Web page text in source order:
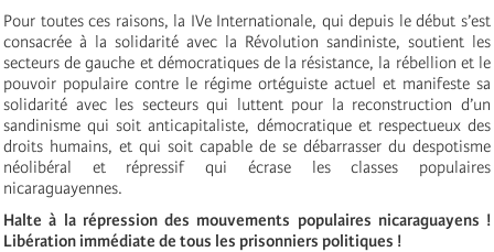
Pour toutes ces raisons, la IVe Internationale, qui depuis le début s’est
consacrée à la solidarité avec la Révolution sandiniste, soutient les
secteurs de gauche et démocratiques de la résistance, la rébellion et le
pouvoir populaire contre le régime ortéguiste actuel et manifeste sa
solidarité avec les secteurs qui luttent pour la reconstruction d’un
sandinisme qui soit anticapitaliste, démocratique et respectueux des
droits humains, et qui soit capable de se débarrasser du despotisme
néolibéral et répressif qui écrase les classes populaires
nicaraguayennes.
Halte à la répression des mouvements populaires nicaraguayens !
Libération immédiate de tous les prisonniers politiques !